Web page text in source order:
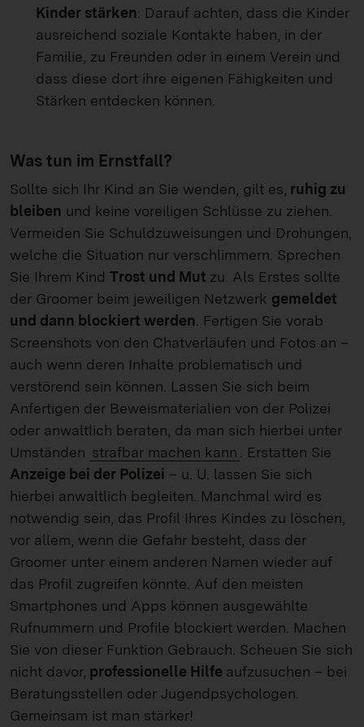
Kinder stärken: Darauf achten, dass die Kinder
ausreichend soziale Kontakte haben, in der
Familie, zu Freunden oder in einem Verein und
dass diese dort ihre eigenen Fähigkeiten und
Stärken entdecken können.
Was tun im Ernstfall?
Sollte sich Ihr Kind an Sie wenden, gilt es, ruhig zu
bleiben und keine voreiligen Schlüsse zu ziehen.
Vermeiden Sie Schuldzuweisungen und Drohungen,
welche die Situation nur verschlimmern. Sprechen
Sie Ihrem Kind Trost und Mut zu. Als Erstes sollte
der Groomer beim jeweiligen Netzwerk gemeldet
und dann blockiert werden . Fertigen Sie vorab
Screenshots von den Chatverläufen und Fotos an –
auch wenn deren Inhalte problematisch und
verstörend sein können. Lassen Sie sich beim
Anfertigen der Beweismaterialien von der Polizei
oder anwaltlich beraten, da man sich hierbei unter
Umständen strafbar machen kann
. Erstatten Sie
Anzeige bei der Polizei – u. U. lassen Sie sich
hierbei anwaltlich begleiten. Manchmal wird es
notwendig sein, das Profil Ihres Kindes zu löschen,
vor allem, wenn die Gefahr besteht, dass der
Groomer unter einem anderen Namen wieder auf
das Profil zugreifen könnte. Auf den meisten
Smartphones und Apps können ausgewählte
Rufnummern und Profile blockiert werden. Machen
Sie von dieser Funktion Gebrauch. Scheuen Sie sich
nicht davor, professionelle Hilfe aufzusuchen – bei
Beratungsstellen oder Jugendpsychologen.
Gemeinsam ist man stärker!